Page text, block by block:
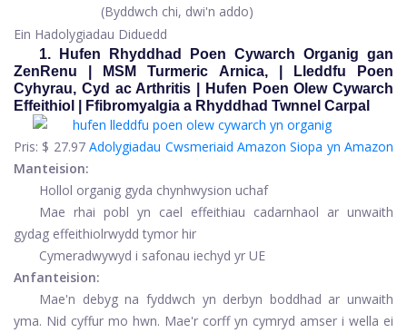
(Byddwch chi, dwi'n addo)
Ein Hadolygiadau Diduedd
1. Hufen Rhyddhad Poen Cywarch Organig gan
ZenRenu | MSM Turmeric Arnica, | Lleddfu Poen
Cyhyrau, Cyd ac Arthritis | Hufen Poen Olew Cywarch
Effeithiol | Ffibromyalgia a Rhyddhad Twnnel Carpal
Pris: $ 27.97 Adolygiadau Cwsmeriaid Amazon Siopa yn Amazon
Manteision:
Hollol organig gyda chynhwysion uchaf
Mae rhai pobl yn cael effeithiau cadarnhaol ar unwaith
gydag effeithiolrwydd tymor hir
Cymeradwywyd i safonau iechyd yr UE
Anfanteision:
Mae'n debyg na fyddwch yn derbyn boddhad ar unwaith
yma. Nid cyffur mo hwn. Mae'r corff yn cymryd amser i wella ei